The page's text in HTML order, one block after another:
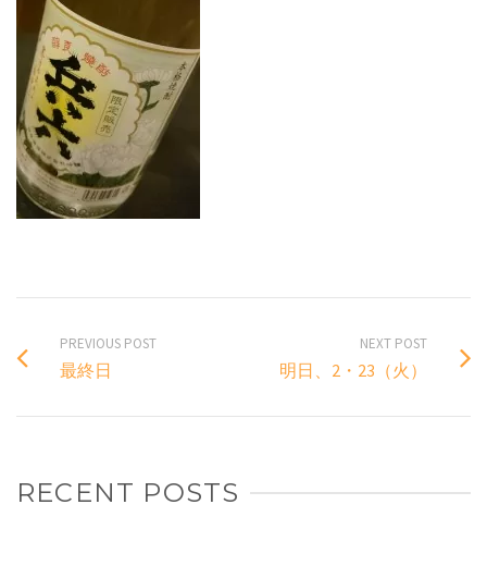
PREVIOUS POST
最終日
NEXT POST
明日、2・23（火）
RECENT POSTS